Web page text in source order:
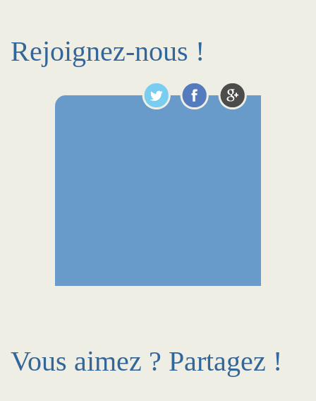
Rejoignez-nous !
Vous aimez ? Partagez !